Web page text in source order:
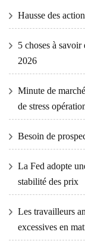
Hausse des
5 choses à
2026
Minute de
de stress
Besoin de
La Fed adopte
stabilité des prix
Les travailleurs
excessives en